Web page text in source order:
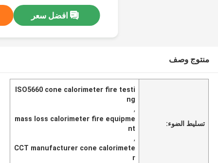
افضل سعر
منتوج وصف
تسليط الضوء:
ISO5660 cone calorimeter fire testi
ng
,
mass loss calorimeter fire equipme
nt
,
CCT manufacturer cone calorimete
r